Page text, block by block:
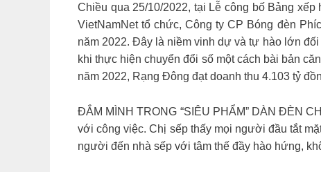
Chiều qua 25/10/2022, tại Lễ công bố Bảng
VietNamNet tổ chức, Công ty CP Bóng đèn
năm 2022. Đây là niềm vinh dự và tự hào lớn
khi thực hiện chuyển đổi số một cách bài bản
năm 2022, Rạng Đông đạt doanh thu 4.103 tỷ
ĐẮM MÌNH TRONG “SIÊU PHẨM” DÀN ĐÈN
với công việc. Chị sếp thấy mọi người đầu tắt
người đến nhà sếp với tâm thế đầy hào hứng,